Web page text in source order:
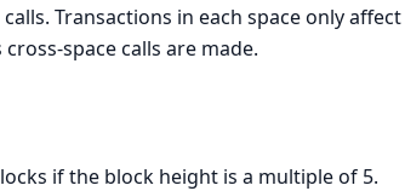
Transactions in each space only affect
space calls are made.
if the block height is a multiple of 5.